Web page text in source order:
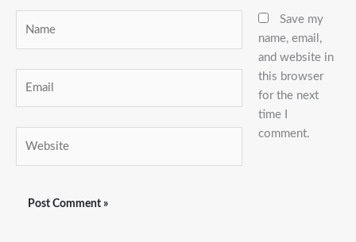
Save my
name, email,
and website in
this browser
for the next
time I
comment.